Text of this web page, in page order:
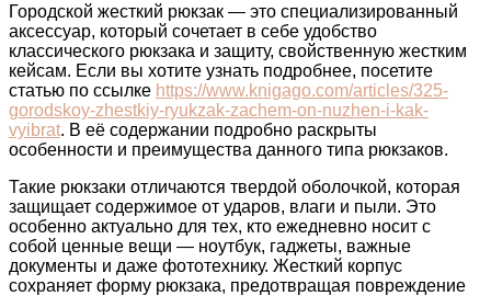
Городской жесткий рюкзак — это специализированный
аксессуар, который сочетает в себе удобство
классического рюкзака и защиту, свойственную жестким
кейсам. Если вы хотите узнать подробнее, посетите
статью по ссылке https://www.knigago.com/articles/325-
gorodskoy-zhestkiy-ryukzak-zachem-on-nuzhen-i-kak-
vyibrat. В её содержании подробно раскрыты
особенности и преимущества данного типа рюкзаков.
Такие рюкзаки отличаются твердой оболочкой, которая
защищает содержимое от ударов, влаги и пыли. Это
особенно актуально для тех, кто ежедневно носит с
собой ценные вещи — ноутбук, гаджеты, важные
документы и даже фототехнику. Жесткий корпус
сохраняет форму рюкзака, предотвращая повреждение